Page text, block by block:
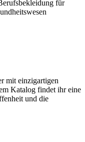
für
mit einzigartigen
Katalog findet ihr eine
und die